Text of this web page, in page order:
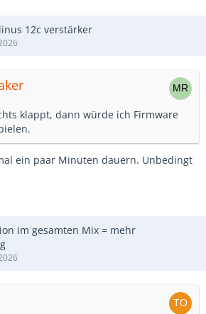
12c verstärker
klappt, dann würde ich Firmware
ein paar Minuten dauern. Unbedingt
im gesamten Mix = mehr